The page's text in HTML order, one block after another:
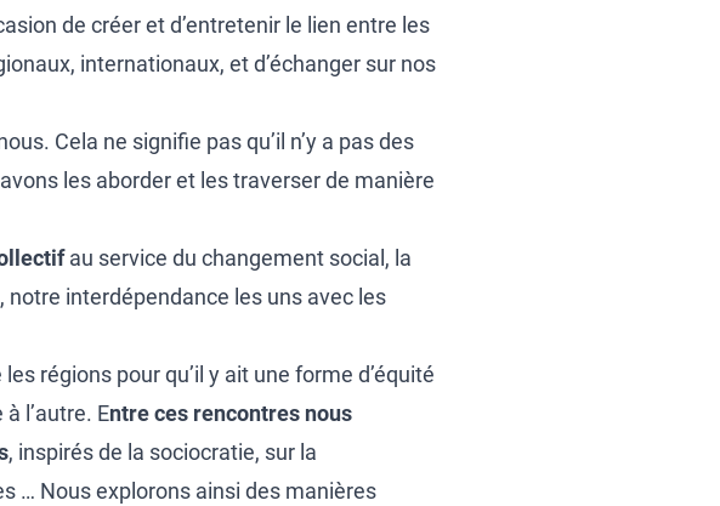
de créer et d’entretenir le lien entre les
internationaux, et d’échanger sur nos
Cela ne signifie pas qu’il n’y a pas des
les aborder et les traverser de manière
au service du changement social, la
interdépendance les uns avec les
régions pour qu’il y ait une forme d’équité
l’autre. Entre ces rencontres nous
, inspirés de la sociocratie, sur la
… Nous explorons ainsi des manières